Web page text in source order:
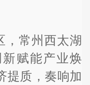
，常州西太湖
赋能产业焕
提质，奏响加